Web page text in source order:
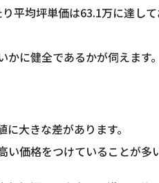
平均坪単価は63.1万に達し
に健全であるかが伺えます。
大きな差があります。
価格をつけていることが多